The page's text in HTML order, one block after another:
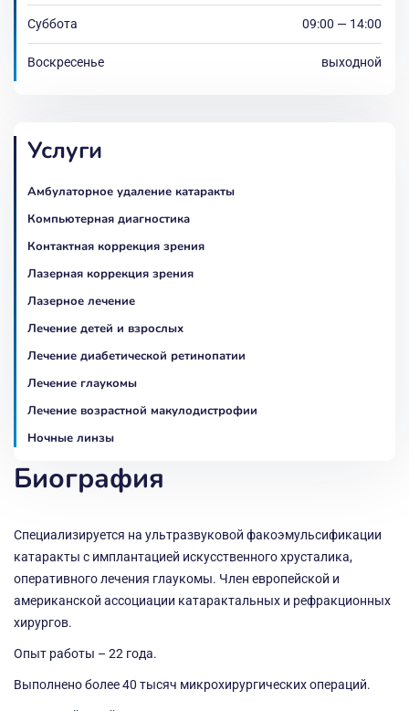
Суббота 09:00 — 14:00
Воскресенье выходной
Услуги
Амбулаторное удаление катаракты
Компьютерная диагностика
Контактная коррекция зрения
Лазерная коррекция зрения
Лазерное лечение
Лечение детей и взрослых
Лечение диабетической ретинопатии
Лечение глаукомы
Лечение возрастной макулодистрофии
Ночные линзы
Биография
Специализируется на ультразвуковой факоэмульсификации
катаракты с имплантацией искусственного хрусталика,
оперативного лечения глаукомы. Член европейской и
американской ассоциации катарактальных и рефракционных
хирургов.
Опыт работы – 22 года.
Выполнено более 40 тысяч микрохирургических операций.